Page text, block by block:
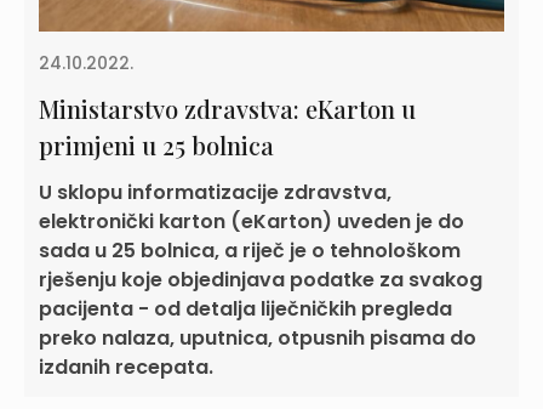
24.10.2022.
Ministarstvo zdravstva: eKarton u
primjeni u 25 bolnica
U sklopu informatizacije zdravstva,
elektronički karton (eKarton) uveden je do
sada u 25 bolnica, a riječ je o tehnološkom
rješenju koje objedinjava podatke za svakog
pacijenta - od detalja liječničkih pregleda
preko nalaza, uputnica, otpusnih pisama do
izdanih recepata.